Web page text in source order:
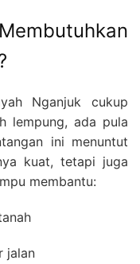
Nganjuk cukup
lempung, ada pula
ini menuntut
kuat, tetapi juga
membantu:
jalan